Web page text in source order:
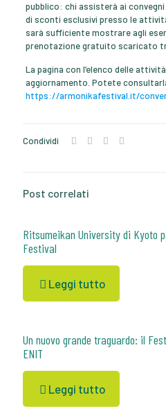
pubblico: chi assisterà ai
di sconti esclusivi presso le
sarà sufficiente mostrare agli
prenotazione gratuito scaricato
La pagina con l’elenco delle
aggiornamento. Potete
https://armonikafestival.it/
Condividi
Post correlati
Ritsumeikan University di Kyoto
Festival
Leggi tutto
Un nuovo grande traguardo: il
ENIT
Leggi tutto